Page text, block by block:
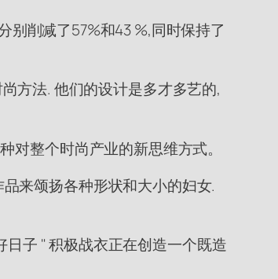
别削减了57%和43 %,同时保持了
方法. 他们的设计是多才多艺的,
整个时尚产业的新思维方式。
来颂扬各种形状和大小的妇女.
子 " 积极战衣正在创造一个既造